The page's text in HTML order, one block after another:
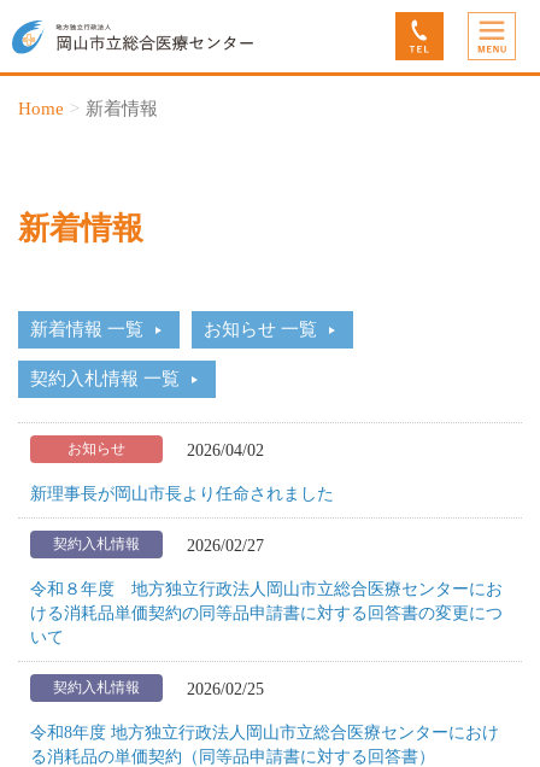
Home 新着情報
新着情報
新着情報 一覧 お知らせ 一覧
契約入札情報 一覧
お知らせ 2026/04/02
新理事長が岡山市長より任命されました
契約入札情報 2026/02/27
令和８年度 地方独立行政法人岡山市立総合医療センターにお
ける消耗品単価契約の同等品申請書に対する回答書の変更につ
いて
契約入札情報 2026/02/25
令和8年度 地方独立行政法人岡山市立総合医療センターにおけ
る消耗品の単価契約（同等品申請書に対する回答書）